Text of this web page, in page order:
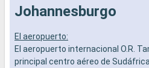
Johannesburgo
El aeropuerto:
El aeropuerto internacional O.R.
principal centro aéreo de